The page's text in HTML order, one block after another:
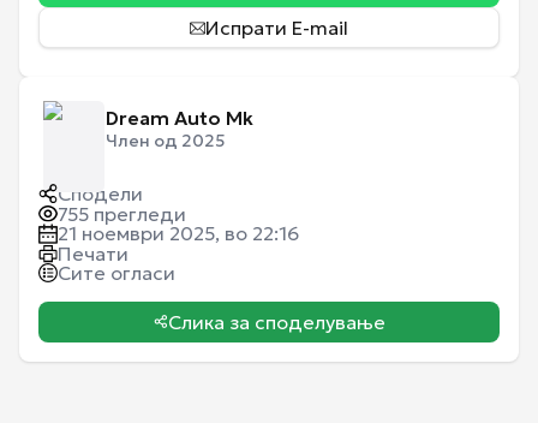
Испрати E-mail
Dream Auto Mk
Член од 2025
Сподели
755 прегледи
21 ноември 2025, во 22:16
Печати
Сите огласи
Слика за споделување